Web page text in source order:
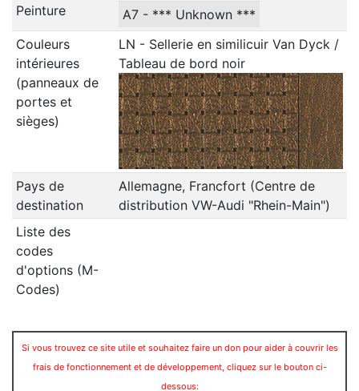
Peinture
A7 - *** Unknown ***
Couleurs
intérieures
(panneaux de
portes et
sièges)
LN - Sellerie en similicuir Van Dyck /
Tableau de bord noir
Pays de
destination
Allemagne, Francfort (Centre de
distribution VW-Audi "Rhein-Main")
Liste des
codes
d'options (M-
Codes)
Si vous trouvez ce site utile et souhaitez faire un don pour aider à couvrir les
frais de fonctionnement et de développement, cliquez sur le bouton ci-
dessous: